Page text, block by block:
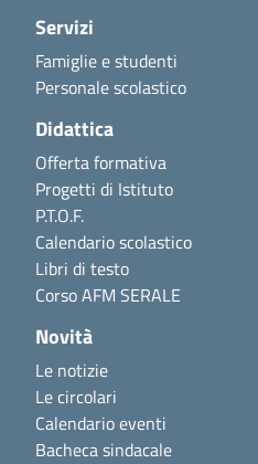
Servizi
Famiglie e studenti
Personale scolastico
Didattica
Offerta formativa
Progetti di Istituto
P.T.O.F.
Calendario scolastico
Libri di testo
Corso AFM SERALE
Novità
Le notizie
Le circolari
Calendario eventi
Bacheca sindacale